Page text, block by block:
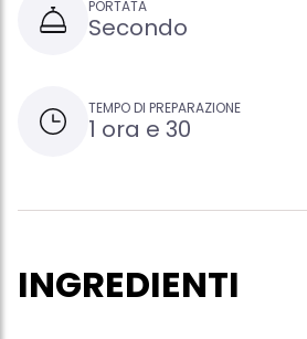
PORTATA
Secondo
TEMPO DI PREPARAZIONE
1 ora e 30
INGREDIENTI